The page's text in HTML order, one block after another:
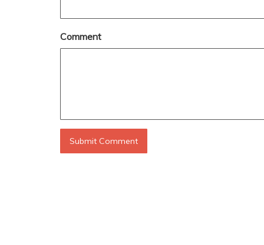
Comment